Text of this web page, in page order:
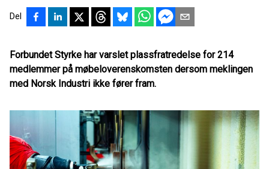
Del
Forbundet Styrke har varslet plassfratredelse for 214
medlemmer på møbeloverenskomsten dersom meklingen
med Norsk Industri ikke fører fram.